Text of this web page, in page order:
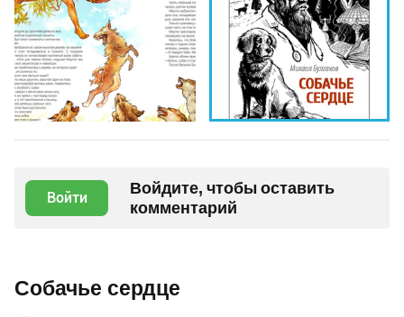
Войти
Войдите, чтобы оставить
комментарий
Собачье сердце